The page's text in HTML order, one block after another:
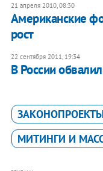
21 апреля 2010, 08:30
Американские
рост
22 сентября 2011, 19:34
В России
МИТИНГИ И